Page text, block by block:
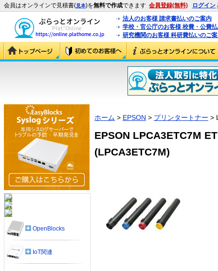
会員はオンラインで見積書(見本)を無料で作成できます 会員登録(無料) ログイン
法人のお客様 請求書払いのご案内
学校・官公庁のお客様 校費・公費
研究機関のお客様 科研費払いのご
ホーム > EPSON > プリンタートナー >
EPSON LPCA3ETC7M
(LPCA3ETC7M)
OpenBlocks
IoT関連